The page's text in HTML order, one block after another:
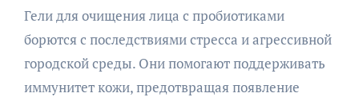
Гели для очищения лица с пробиотиками
борются с последствиями стресса и агрессивной
городской среды. Они помогают поддерживать
иммунитет кожи, предотвращая появление